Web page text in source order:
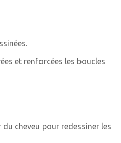
et renforcées les boucles
cheveu pour redessiner les